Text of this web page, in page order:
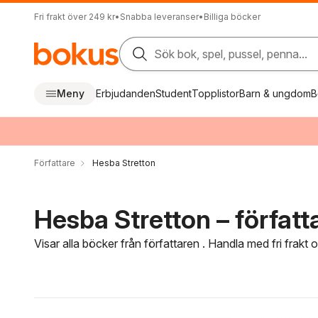
Fri frakt över 249 kr• Snabba leveranser• Billiga böcker
Sök bok, spel, pussel, penna...
Meny ErbjudandenStudentTopplistorBarn & ungdom
Författare Hesba Stretton
Hesba Stretton –
Visar alla böcker från författaren . Handla med fri frakt